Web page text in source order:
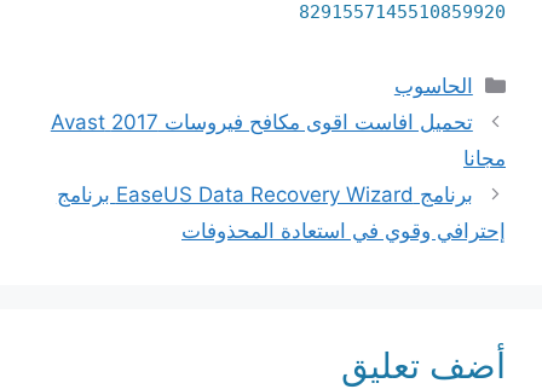
8291557145510859920
التصنيفات
الحاسوب
تحميل افاست اقوى مكافح فيروسات 2017 Avast
مجانا
برنامج EaseUS Data Recovery Wizard برنامج
إحترافي وقوي في استعادة المحذوفات
أضف تعليق